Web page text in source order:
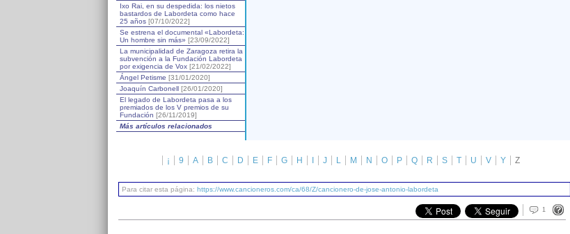
Ixo Rai, en su despedida: los nietos
bastardos de Labordeta como hace
25 años [07/10/2022]
Se estrena el documental «Labordeta:
Un hombre sin más» [23/09/2022]
La municipalidad de Zaragoza retira la
subvención a la Fundación Labordeta
por exigencia de Vox [21/02/2022]
Ángel Petisme [31/01/2020]
Joaquín Carbonell [26/01/2020]
El legado de Labordeta pasa a los
premiados de los V premios de su
Fundación [26/11/2019]
Más artículos relacionados
¡ 9 A B C D E F G H J L M N O P Q R S T U V Y Z
Para citar esta página: https://www.cancioneros.com/ca/68/Z/cancionero-de-jose-antonio-labordeta
1